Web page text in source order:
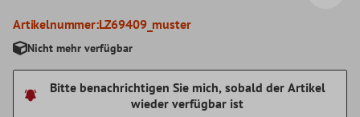
Artikelnummer:LZ69409_muster
Nicht mehr verfügbar
Bitte benachrichtigen Sie mich, sobald der Artikel
wieder verfügbar ist